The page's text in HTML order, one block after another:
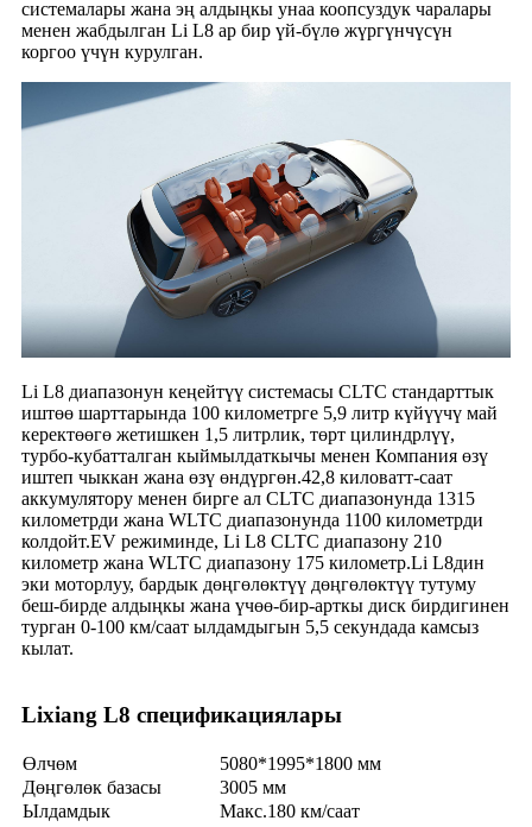
системалары жана эң алдыңкы унаа коопсуздук чаралары
менен жабдылган Li L8 ар бир үй-бүлө жүргүнчүсүн
коргоо үчүн курулган.
Li L8 диапазонун кеңейтүү системасы CLTC стандарттык
иштөө шарттарында 100 километрге 5,9 литр күйүүчү май
керектөөгө жетишкен 1,5 литрлик, төрт цилиндрлүү,
турбо-кубатталган кыймылдаткычы менен Компания өзү
иштеп чыккан жана өзү өндүргөн.42,8 киловатт-саат
аккумулятору менен бирге ал CLTC диапазонунда 1315
километрди жана WLTC диапазонунда 1100 километрди
колдойт.EV режиминде, Li L8 CLTC диапазону 210
километр жана WLTC диапазону 175 километр.Li L8дин
эки моторлуу, бардык дөңгөлөктүү дөңгөлөктүү тутуму
беш-бирде алдыңкы жана үчөө-бир-арткы диск бирдигинен
турган 0-100 км/саат ылдамдыгын 5,5 секундада камсыз
кылат.
Lixiang L8 спецификациялары
Өлчөм
5080*1995*1800 мм
Дөңгөлөк базасы
3005 мм
Ылдамдык
Макс.180 км/саат